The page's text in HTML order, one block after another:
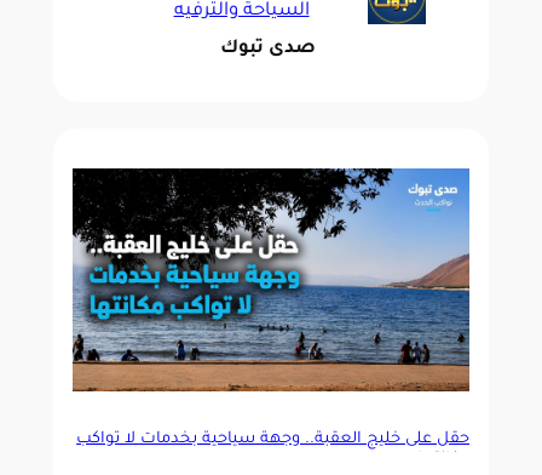
السياحة والترفيه
صدى تبوك
حقل على خليج العقبة.. وجهة سياحية بخدمات لا تواكب